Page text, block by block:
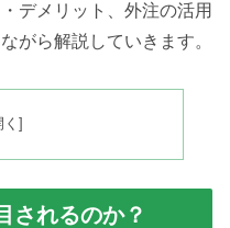
デメリット、外注の活用
がら解説していきます。
されるのか？